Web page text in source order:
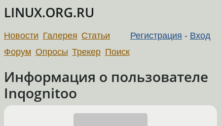
LINUX.ORG.RU
Регистрация - Вход
Новости Галерея Статьи
Форум Опросы Трекер Поиск
Информация о пользователе
Inqognitoo